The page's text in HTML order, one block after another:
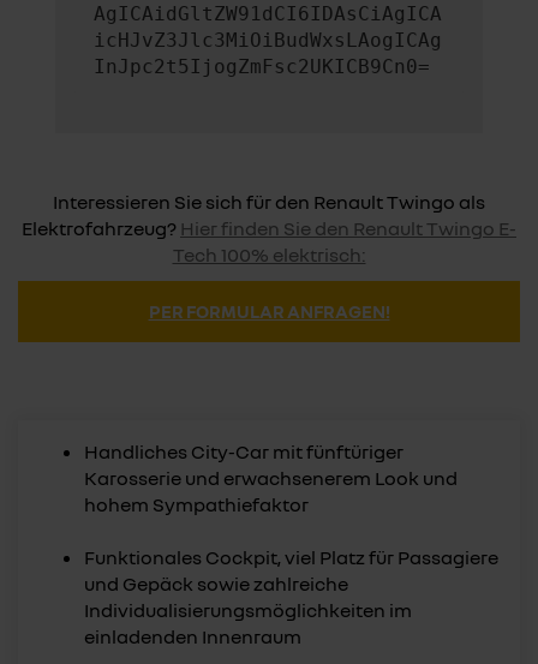
AgICAidGltZW91dCI6IDAsCiAgICA
icHJvZ3Jlc3MiOiBudWxsLAogICAg
InJpc2t5IjogZmFsc2UKICB9Cn0=
Interessieren Sie sich für den Renault Twingo als
Elektrofahrzeug? Hier finden Sie den Renault Twingo E-
Tech 100% elektrisch:
PER FORMULAR ANFRAGEN!
Handliches City-Car mit fünftüriger
Karosserie und erwachsenerem Look und
hohem Sympathiefaktor
Funktionales Cockpit, viel Platz für Passagiere
und Gepäck sowie zahlreiche
Individualisierungsmöglichkeiten im
einladenden Innenraum